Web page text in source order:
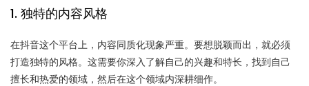
1. 独特的内容风格
在抖音这个平台上，内容同质化现象严重。要想脱颖而出，就必须
打造独特的风格。这需要你深入了解自己的兴趣和特长，找到自己
擅长和热爱的领域，然后在这个领域内深耕细作。